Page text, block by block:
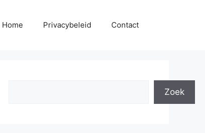
Home Privacybeleid Contact
Zoek